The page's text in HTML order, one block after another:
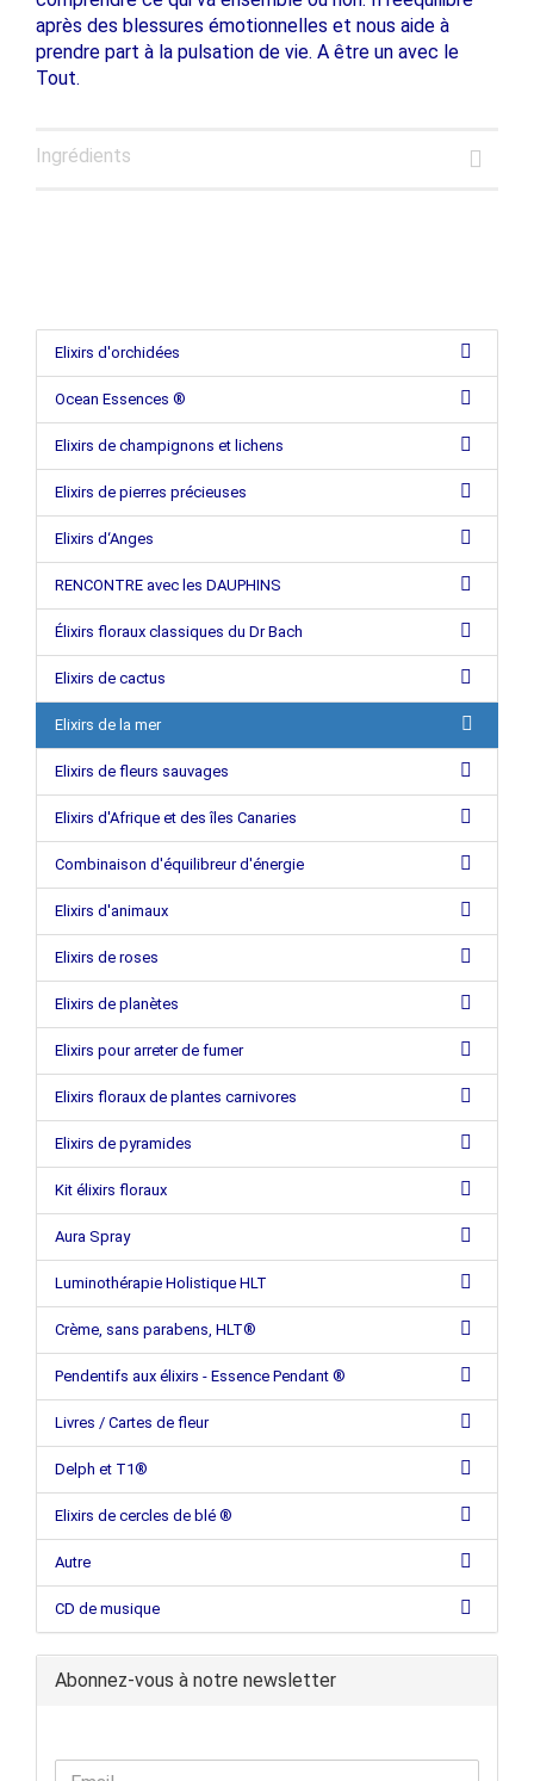
après des blessures émotionnelles et nous aide à
prendre part à la pulsation de vie. A être un avec le
Tout.
Ingrédients
Elixirs d'orchidées
Ocean Essences ®
Elixirs de champignons et lichens
Elixirs de pierres précieuses
Elixirs d‘Anges
RENCONTRE avec les DAUPHINS
Élixirs floraux classiques du Dr Bach
Elixirs de cactus
Elixirs de la mer
Elixirs de fleurs sauvages
Elixirs d'Afrique et des îles Canaries
Combinaison d'équilibreur d'énergie
Elixirs d'animaux
Elixirs de roses
Elixirs de planètes
Elixirs pour arreter de fumer
Elixirs floraux de plantes carnivores
Elixirs de pyramides
Kit élixirs floraux
Aura Spray
Luminothérapie Holistique HLT
Crème, sans parabens, HLT®
Pendentifs aux élixirs - Essence Pendant ®
Livres / Cartes de fleur
Delph et T1®
Elixirs de cercles de blé ®
Autre
CD de musique
Abonnez-vous à notre newsletter